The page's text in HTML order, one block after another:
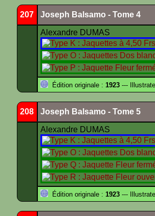
207 Joseph Balsamo - Tome 4
Alexandre DUMAS
Édition originale : 1923 ---
208 Joseph Balsamo - Tome 5
Alexandre DUMAS
Édition originale : 1923 ---